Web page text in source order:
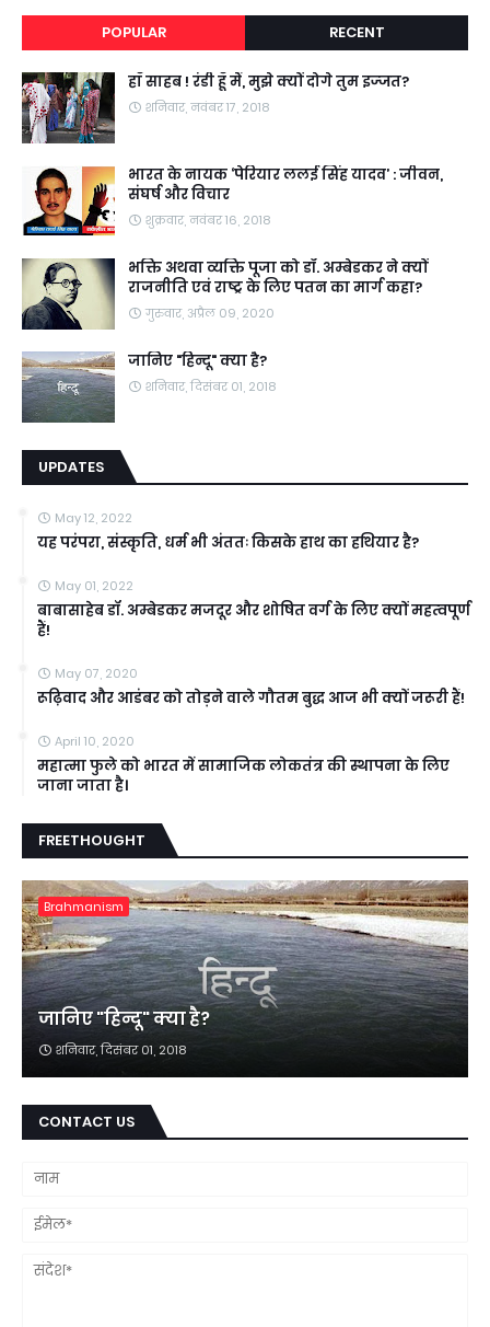
POPULAR RECENT
हाँ साहब ! रंडी हूँ मैं, मुझे क्यों दोगे तुम इज्जत?
शनिवार, नवंबर 17, 2018
भारत के नायक ‘पेरियार ललई सिंह यादव’ : जीवन,
संघर्ष और विचार
शुक्रवार, नवंबर 16, 2018
भक्ति अथवा व्यक्ति पूजा को डॉ. अम्बेडकर ने क्यों
राजनीति एवं राष्ट्र के लिए पतन का मार्ग कहा?
गुरुवार, अप्रैल 09, 2020
जानिए "हिन्दू" क्या है?
शनिवार, दिसंबर 01, 2018
UPDATES
May 12, 2022
यह परंपरा, संस्कृति, धर्म भी अंततः किसके हाथ का हथियार है?
May 01, 2022
बाबासाहेब डॉ. अम्बेडकर मजदूर और शोषित वर्ग के लिए क्यों महत्वपूर्ण
हैं!
May 07, 2020
रूढ़िवाद और आडंबर को तोड़ने वाले गौतम बुद्ध आज भी क्यों जरूरी हैं!
April 10, 2020
महात्मा फुले को भारत में सामाजिक लोकतंत्र की स्थापना के लिए
जाना जाता है।
FREETHOUGHT
Brahmanism
जानिए "हिन्दू" क्या है?
शनिवार, दिसंबर 01, 2018
CONTACT US